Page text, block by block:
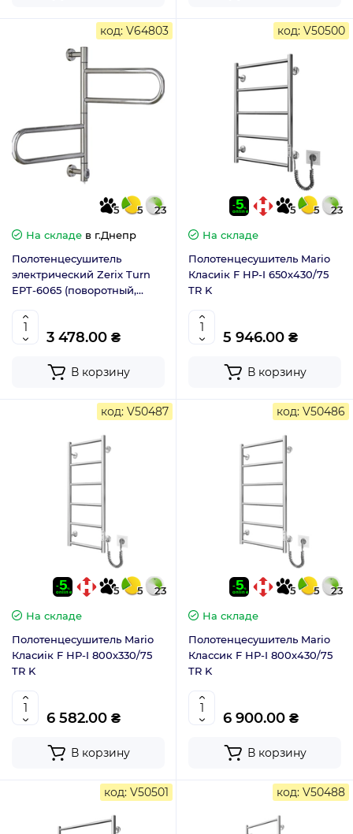
код: V64803
5 5
23
На складе в г.Днепр
Полотенцесушитель
электрический Zerix Turn
EPT-6065 (поворотный,
3 478.00 ₴
В корзину
код: V50500
5 5
23
На складе
Полотенцесушитель Mario
Класиік F НР-I 650х430/75
TR K
5 946.00 ₴
В корзину
код: V50487
5 5
23
На складе
Полотенцесушитель Mario
Класиік F НР-I 800х330/75
TR K
6 582.00 ₴
В корзину
код: V50486
5 5
23
На складе
Полотенцесушитель Mario
Классик F НР-I 800х430/75
TR K
6 900.00 ₴
В корзину
код: V50501 код: V50488